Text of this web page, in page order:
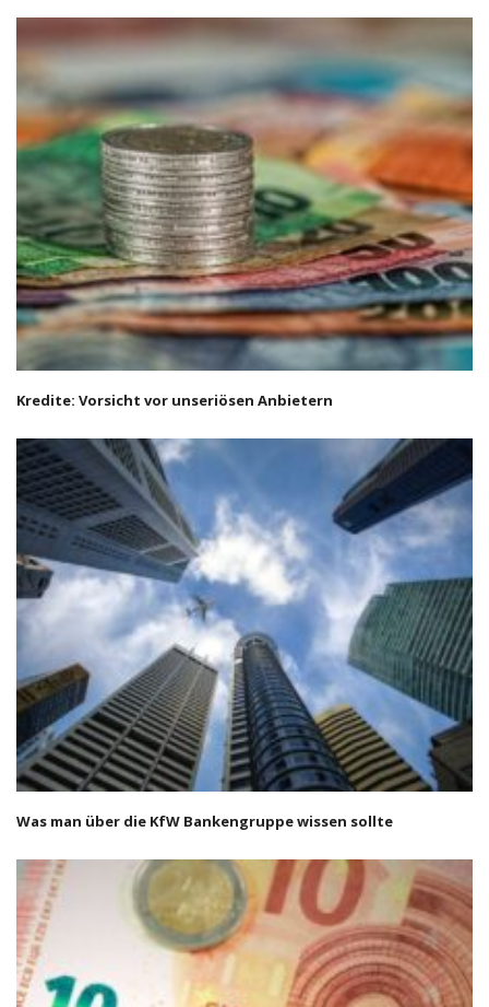
Kredite: Vorsicht vor unseriösen Anbietern
Was man über die KfW Bankengruppe wissen sollte